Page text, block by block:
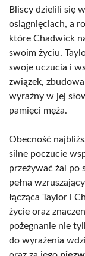
Bliscy dzielili się
osiągnięciach, a
które Chadwick
swoim życiu.
swoje uczucia i
związek,
wyraźny w jej
pamięci męża.
Obecność
silne poczucie
przeżywać żal po
pełna
łącząca Taylor i
życie oraz
pożegnanie nie
do wyrażenia